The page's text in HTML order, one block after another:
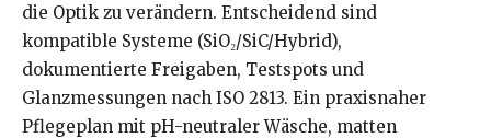
die Optik zu verändern. Entscheidend sind
kompatible Systeme (SiO₂/SiC/Hybrid),
dokumentierte Freigaben, Testspots und
Glanzmessungen nach ISO 2813. Ein praxisnaher
Pflegeplan mit pH-neutraler Wäsche, matten